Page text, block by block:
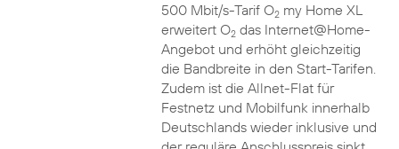
500 Mbit/s-Tarif O2my Home XL
erweitert O2das Internet@Home-
Angebot und erhöht gleichzeitig
die Bandbreite in den Start-Tarifen.
Zudem ist die Allnet-Flat für
Festnetz und Mobilfunk innerhalb
Deutschlands wieder inklusive und